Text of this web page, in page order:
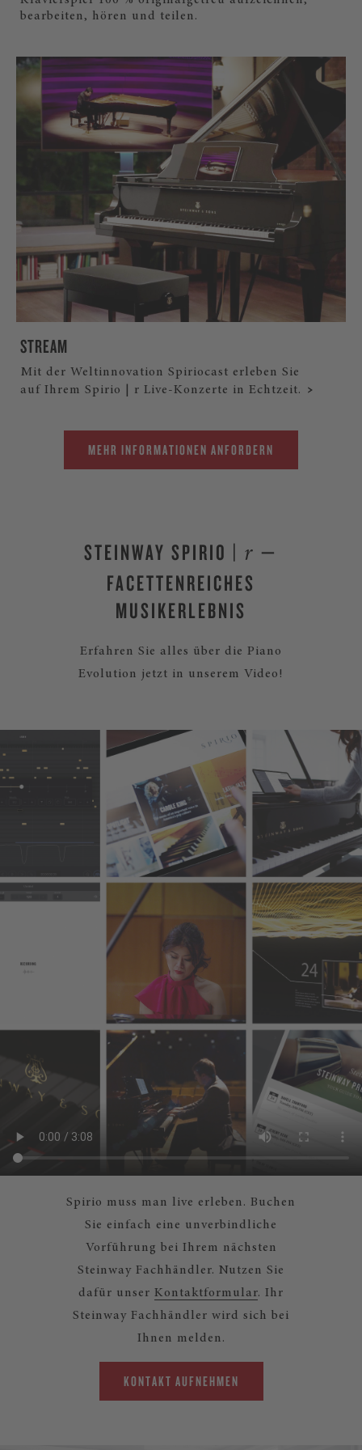
bearbeiten, hören und teilen.
STREAM
Mit der Weltinnovation Spiriocast erleben Sie
auf Ihrem Spirio | r Live-Konzerte in Echtzeit.
MEHR INFORMATIONEN ANFORDERN
STEINWAY SPIRIO | r —
FACETTENREICHES
MUSIKERLEBNIS
Erfahren Sie alles über die Piano
Evolution jetzt in unserem Video!
Spirio muss man live erleben. Buchen
Sie einfach eine unverbindliche
Vorführung bei Ihrem nächsten
Steinway Fachhändler. Nutzen Sie
dafür unser Kontaktformular. Ihr
Steinway Fachhändler wird sich bei
Ihnen melden.
KONTAKT AUFNEHMEN